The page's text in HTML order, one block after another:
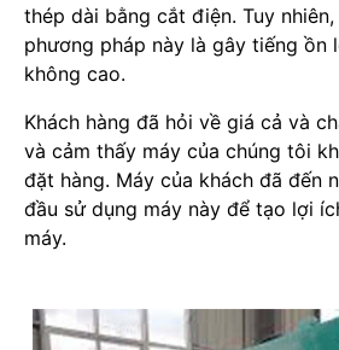
thép dài bằng cắt điện. Tuy
phương pháp này là gây tiếng ồn
không cao.
Khách hàng đã hỏi về giá cả và
và cảm thấy máy của chúng tôi
đặt hàng. Máy của khách đã đến
đầu sử dụng máy này để tạo lợi
máy.